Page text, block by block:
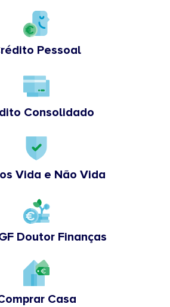
Pessoal
Consolidado
Vida e Não Vida
Doutor Finanças
Casa